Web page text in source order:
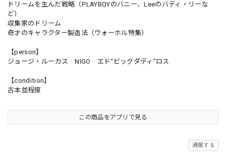
ドリームを生んだ戦略（PLAYBOYのバニー、Leeのバディ・リーな
ど）
収集家のドリーム
奇才のキャラクター製造法（ウォーホル特集）
【person】
ジョージ・ルーカス NIGO エド“ビッグダディ”ロス
【condition】
古本並程度
この商品をアプリで見る
通報する